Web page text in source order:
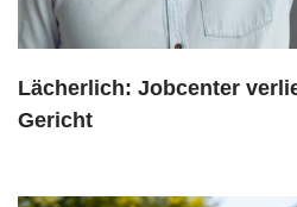
Lächerlich: Jobcenter
Gericht